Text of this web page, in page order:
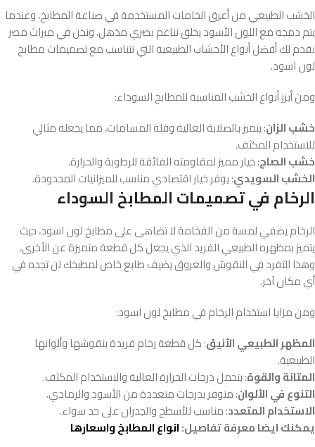
الخشب الطبيعي من أعرق الخامات المستخدمة في صناعة المطابخ، وعندما
يتم دمجه مع اللون الأسود يخلق تناغم بصري مذهل، ونحن في ميراث مصر
نقدم لك أفضل أنواع الأخشاب الطبيعية التي تتناسب مع تصميمات مطابخ
لون اسود.
ومن أبرز أنواع الخشب المناسبة للمطابخ السوداء:
خشب الزان: يتميز بالصلابة العالية وقلة المسامات، مما يجعله مثالي
للاستخدام المكثف.
خشب الصاج: خيار مميز لمقاومته الفائقة للرطوبة والحرارة.
الخشب السويدي: يوفر خيار اقتصادي مناسب للميزانيات المحدودة.
الرخام في تصميمات المطابخ السوداء
الرخام يضفي لمسة من الفخامة لا تضاهى على مطابخ لون اسود، حيث
يتميز بمظهره الطبيعي الفريد الذي يجعل كل قطعة متميزة عن الأخرى،
وهذا التفرد في النقوش والعروق يضيف طابع خاص لمطبخك لن تجده في
أي مكان آخر.
ومن مزايا استخدام الرخام في مطابخ لون اسود:
المظهر الطبيعي الأنيق: كل قطعة رخام فريدة بنقوشها وألوانها
الطبيعية.
المتانة والقوة: يتحمل درجات الحرارة العالية والاستخدام المكثف.
التنوع في الألوان: متوفر بدرجات متعددة من الأسود والرمادي.
الاستخدام المتعدد: مناسب للأسطح والجدران على حد سواء.
يمكنك ايضا معرفة تفاصيل:انواع المطابخ واسعارها